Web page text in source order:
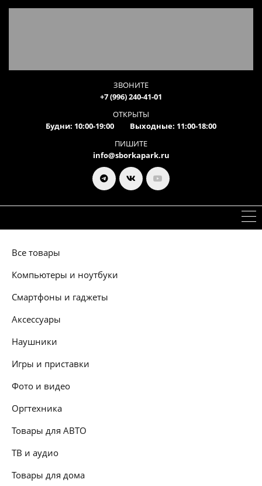
ЗВОНИТЕ
+7 (996) 240-41-01
ОТКРЫТЫ
Будни: 10:00-19:00 Выходные: 11:00-18:00
ПИШИТЕ
info@sborkapark.ru
Все товары
Компьютеры и ноутбуки
Смартфоны и гаджеты
Аксессуары
Наушники
Игры и приставки
Фото и видео
Оргтехника
Товары для АВТО
ТВ и аудио
Товары для дома